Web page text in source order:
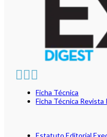
Ficha Técnica
Ficha Técnica Revista
Estatuto Editorial